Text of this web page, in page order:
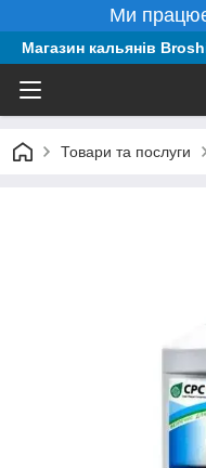
Ми
Магазин кальянів
Товари та послуги